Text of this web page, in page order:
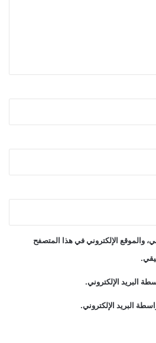
والموقع الإلكتروني في هذا المتصفح
البريد الإلكتروني.
البريد الإلكتروني.